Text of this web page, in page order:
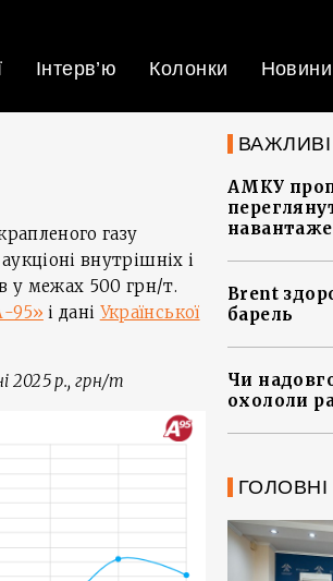
Інтерв’ю Колонки Новини
газу
внутрішніх і
у межах 500 грн/т.
95» і дані Української
2025 р., грн/т
АМКУ
Brent
барель
Чи
охололи